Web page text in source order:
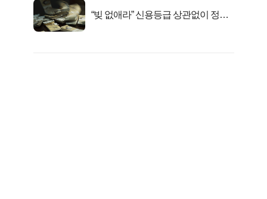
“빚 없애라” 신용등급 상관없이 정부